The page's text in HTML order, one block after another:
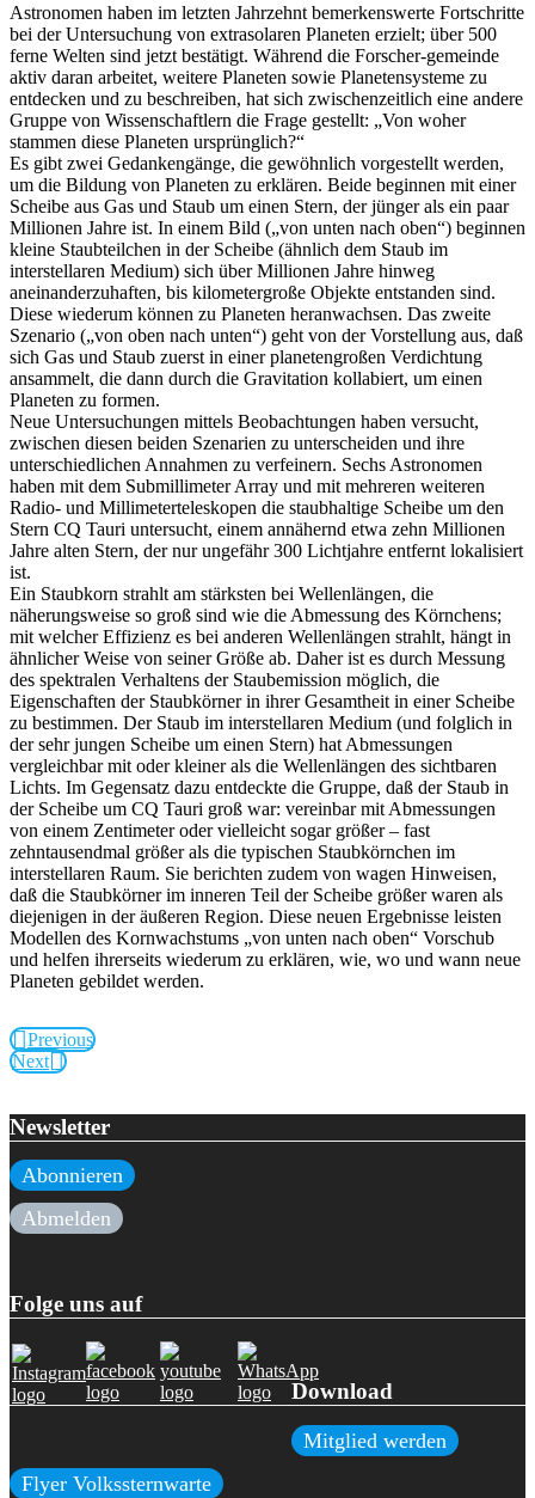
Astronomen haben im letzten Jahrzehnt bemerkenswerte Fortschritte
bei der Untersuchung von extrasolaren Planeten erzielt; über 500
ferne Welten sind jetzt bestätigt. Während die Forscher-gemeinde
aktiv daran arbeitet, weitere Planeten sowie Planetensysteme zu
entdecken und zu beschreiben, hat sich zwischenzeitlich eine andere
Gruppe von Wissenschaftlern die Frage gestellt: „Von woher
stammen diese Planeten ursprünglich?“
Es gibt zwei Gedankengänge, die gewöhnlich vorgestellt werden,
um die Bildung von Planeten zu erklären. Beide beginnen mit einer
Scheibe aus Gas und Staub um einen Stern, der jünger als ein paar
Millionen Jahre ist. In einem Bild („von unten nach oben“) beginnen
kleine Staubteilchen in der Scheibe (ähnlich dem Staub im
interstellaren Medium) sich über Millionen Jahre hinweg
aneinanderzuhaften, bis kilometergroße Objekte entstanden sind.
Diese wiederum können zu Planeten heranwachsen. Das zweite
Szenario („von oben nach unten“) geht von der Vorstellung aus, daß
sich Gas und Staub zuerst in einer planetengroßen Verdichtung
ansammelt, die dann durch die Gravitation kollabiert, um einen
Planeten zu formen.
Neue Untersuchungen mittels Beobachtungen haben versucht,
zwischen diesen beiden Szenarien zu unterscheiden und ihre
unterschiedlichen Annahmen zu verfeinern. Sechs Astronomen
haben mit dem Submillimeter Array und mit mehreren weiteren
Radio- und Millimeterteleskopen die staubhaltige Scheibe um den
Stern CQ Tauri untersucht, einem annähernd etwa zehn Millionen
Jahre alten Stern, der nur ungefähr 300 Lichtjahre entfernt lokalisiert
ist.
Ein Staubkorn strahlt am stärksten bei Wellenlängen, die
näherungsweise so groß sind wie die Abmessung des Körnchens;
mit welcher Effizienz es bei anderen Wellenlängen strahlt, hängt in
ähnlicher Weise von seiner Größe ab. Daher ist es durch Messung
des spektralen Verhaltens der Staubemission möglich, die
Eigenschaften der Staubkörner in ihrer Gesamtheit in einer Scheibe
zu bestimmen. Der Staub im interstellaren Medium (und folglich in
der sehr jungen Scheibe um einen Stern) hat Abmessungen
vergleichbar mit oder kleiner als die Wellenlängen des sichtbaren
Lichts. Im Gegensatz dazu entdeckte die Gruppe, daß der Staub in
der Scheibe um CQ Tauri groß war: vereinbar mit Abmessungen
von einem Zentimeter oder vielleicht sogar größer – fast
zehntausendmal größer als die typischen Staubkörnchen im
interstellaren Raum. Sie berichten zudem von wagen Hinweisen,
daß die Staubkörner im inneren Teil der Scheibe größer waren als
diejenigen in der äußeren Region. Diese neuen Ergebnisse leisten
Modellen des Kornwachstums „von unten nach oben“ Vorschub
und helfen ihrerseits wiederum zu erklären, wie, wo und wann neue
Planeten gebildet werden.
Previous
Next
Newsletter
Abonnieren
Abmelden
Folge uns auf
Download
Mitglied werden
Flyer Volkssternwarte